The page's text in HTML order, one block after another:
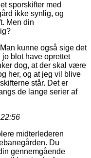
sporskifter med
ikke synlig, og
Men din
kunne også sige det
blot have oprettet
dog, at der skal være
her, og at jeg vil blive
står. Det er
de lange serier af
midterlederen
Du
gennemgående